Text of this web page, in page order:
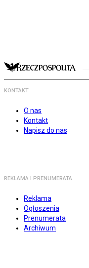
KONTAKT
O nas
Kontakt
Napisz do nas
REKLAMA I PRENUMERATA
Reklama
Ogłoszenia
Prenumerata
Archiwum